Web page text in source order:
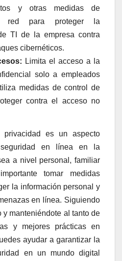
y otras medidas de
red para proteger la
TI de la empresa contra
cibernéticos.
Limita el acceso a la
solo a empleados
medidas de control de
contra el acceso no
es un aspecto
en línea en la
a nivel personal, familiar
tomar medidas
la información personal y
en línea. Siguiendo
y manteniéndote al tanto de
y mejores prácticas en
ayudar a garantizar la
en un mundo digital